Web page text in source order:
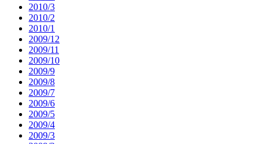
2010/3
2010/2
2010/1
2009/12
2009/11
2009/10
2009/9
2009/8
2009/7
2009/6
2009/5
2009/4
2009/3